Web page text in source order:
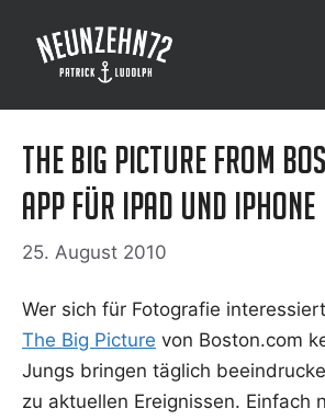
Inhalt
springen
The Big Picture from
App für iPad und iPhone
25. August 2010
Wer sich für Foto­gra­fie
The Big Pic­tu­re von Boston.com
Jungs brin­gen täg­lich
zu aktu­el­len Ereig­nis­sen. Ein­fach